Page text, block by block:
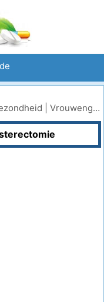
Mond- En Tandzorg
Vrouwengezondheid